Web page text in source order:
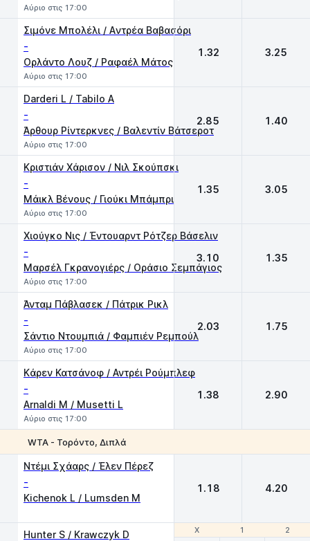
Αύριο στις 17:00
Σιμόνε Μπολέλι / Aντρέα Βαβασόρι
-
Ορλάντο Λουζ / Ραφαέλ Μάτος
Αύριο στις 17:00
1.32 3.25
Darderi L / Tabilo A
-
Άρθουρ Ρίντερκνες / Βαλεντίν Βάτσεροτ
Αύριο στις 17:00
2.85 1.40
Κριστιάν Χάρισον / Νιλ Σκούπσκι
-
Μάικλ Βένους / Γιούκι Μπάμπρι
Αύριο στις 17:00
1.35 3.05
Χιούγκο Νις / Έντουαρντ Ρότζερ Βάσελιν
-
Mαρσέλ Γκρανογιέρς / Οράσιο Σεμπάγιος
Αύριο στις 17:00
3.10 1.35
Άνταμ Πάβλασεκ / Πάτρικ Ρικλ
-
Σάντιο Ντουμπιά / Φαμπιέν Ρεμπούλ
Αύριο στις 17:00
2.03 1.75
Kάρεν Κατσάνοφ / Αντρέι Ρούμπλεφ
-
Arnaldi M / Musetti L
Αύριο στις 17:00
1.38 2.90
WTA - Τορόντο, Διπλά
Ντέμι Σχάαρς / Έλεν Πέρεζ
-
Kichenok L / Lumsden M
1.18 4.20
Χ 1 2
Hunter S / Krawczyk D Χ 1 2